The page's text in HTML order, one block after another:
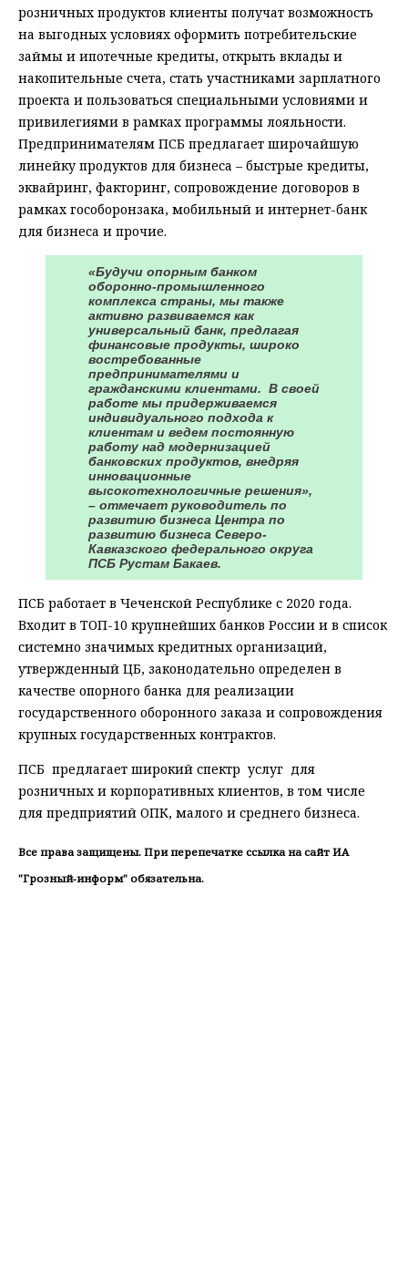
розничных продуктов клиенты получат возможность
на выгодных условиях оформить потребительские
займы и ипотечные кредиты, открыть вклады и
накопительные счета, стать участниками зарплатного
проекта и пользоваться специальными условиями и
привилегиями в рамках программы лояльности.
Предпринимателям ПСБ предлагает широчайшую
линейку продуктов для бизнеса – быстрые кредиты,
эквайринг, факторинг, сопровождение договоров в
рамках гособоронзака, мобильный и интернет-банк
для бизнеса и прочие.
«Будучи опорным банком
оборонно-промышленного
комплекса страны, мы также
активно развиваемся как
универсальный банк, предлагая
финансовые продукты, широко
востребованные
предпринимателями и
гражданскими клиентами. В своей
работе мы придерживаемся
индивидуального подхода к
клиентам и ведем постоянную
работу над модернизацией
банковских продуктов, внедряя
инновационные
высокотехнологичные решения»,
– отмечает руководитель по
развитию бизнеса Центра по
развитию бизнеса Северо-
Кавказского федерального округа
ПСБ Рустам Бакаев.
ПСБ работает в Чеченской Республике с 2020 года.
Входит в ТОП-10 крупнейших банков России и в список
системно значимых кредитных организаций,
утвержденный ЦБ, законодательно определен в
качестве опорного банка для реализации
государственного оборонного заказа и сопровождения
крупных государственных контрактов.
ПСБ предлагает широкий спектр услуг для
розничных и корпоративных клиентов, в том числе
для предприятий ОПК, малого и среднего бизнеса.
Все права защищены. При перепечатке ссылка на сайт ИА
"Грозный-информ" обязательна.